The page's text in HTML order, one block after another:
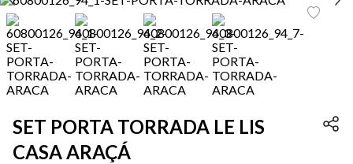
FRETE GRÁTIS*
BAIXE O APP
10% OFF NA PRIMEIRA COMPRA*
SET PORTA TORRADA LE LIS
CASA ARAÇÁ